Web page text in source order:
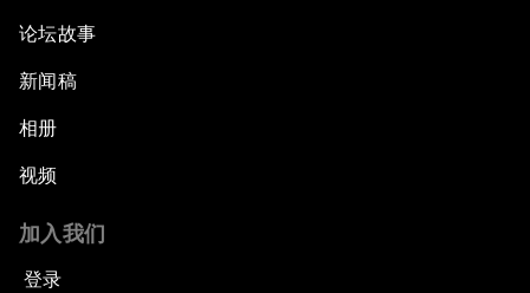
论坛故事
新闻稿
相册
视频
加入我们
登录